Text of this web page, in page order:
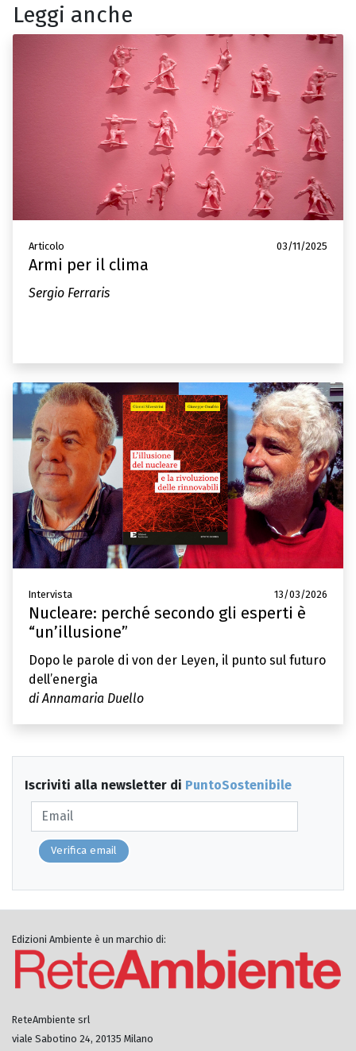
Leggi anche
Articolo 03/11/2025
Armi per il clima
Sergio Ferraris
Intervista 13/03/2026
Nucleare: perché secondo gli esperti è
“un’illusione”
Dopo le parole di von der Leyen, il punto sul futuro
dell’energia
di Annamaria Duello
Iscriviti alla newsletter di PuntoSostenibile
Verifica email
Edizioni Ambiente è un marchio di:
ReteAmbiente srl
viale Sabotino 24, 20135 Milano